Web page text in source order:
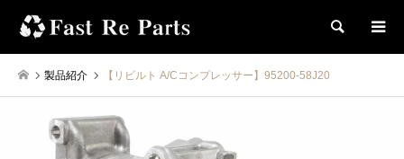
検索
製品紹介 【リビルト A/Cコンプレッサー】95200-58J20